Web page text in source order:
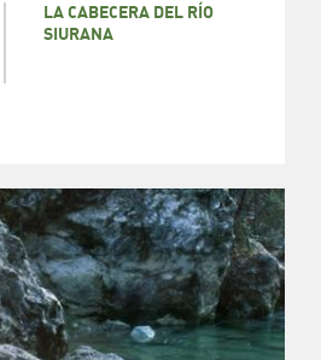
LA CABECERA DEL RÍO
SIURANA